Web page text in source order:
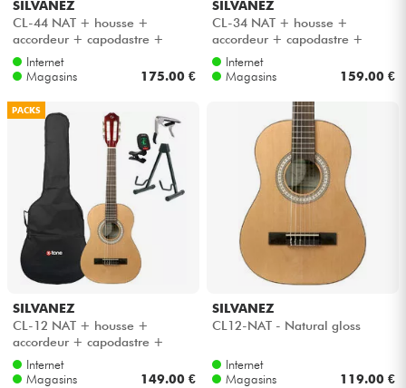
SILVANEZ
CL-44 NAT + housse +
accordeur + capodastre +
stand - Natural
Internet
Magasins
175.00 €
SILVANEZ
CL-34 NAT + housse +
accordeur + capodastre +
stand - Natural gloss
Internet
Magasins
159.00 €
PACKS
SILVANEZ
CL-12 NAT + housse +
accordeur + capodastre +
stand - Natural gloss
Internet
Magasins
149.00 €
SILVANEZ
CL12-NAT - Natural gloss
Internet
Magasins
119.00 €